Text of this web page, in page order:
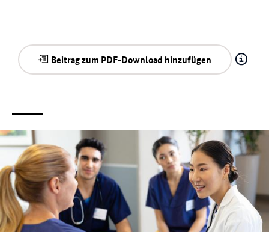
Beitrag zum PDF-Download hinzufügen